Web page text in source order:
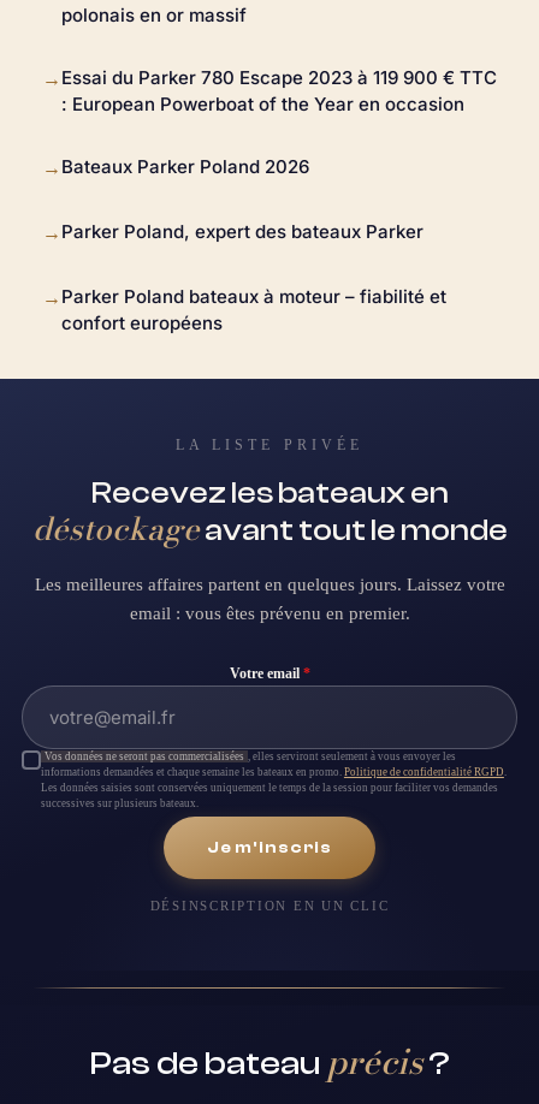
polonais en or massif
→ Essai du Parker 780 Escape 2023 à 119 900 € TTC
: European Powerboat of the Year en occasion
→ Bateaux Parker Poland 2026
→ Parker Poland, expert des bateaux Parker
→ Parker Poland bateaux à moteur – fiabilité et
confort européens
LA LISTE PRIVÉE
Recevez les bateaux en
déstockageavant tout le monde
Les meilleures affaires partent en quelques jours. Laissez votre
email : vous êtes prévenu en premier.
Votre email *
Vos données ne seront pas commercialisées
, elles serviront seulement à vous envoyer les
informations demandées et chaque semaine les bateaux en promo. Politique de confidentialité RGPD
Les données saisies sont conservées uniquement le temps de la session pour faciliter vos demandes
successives sur plusieurs bateaux.
Je m'inscris
DÉSINSCRIPTION EN UN CLIC
Pas de bateau précis?